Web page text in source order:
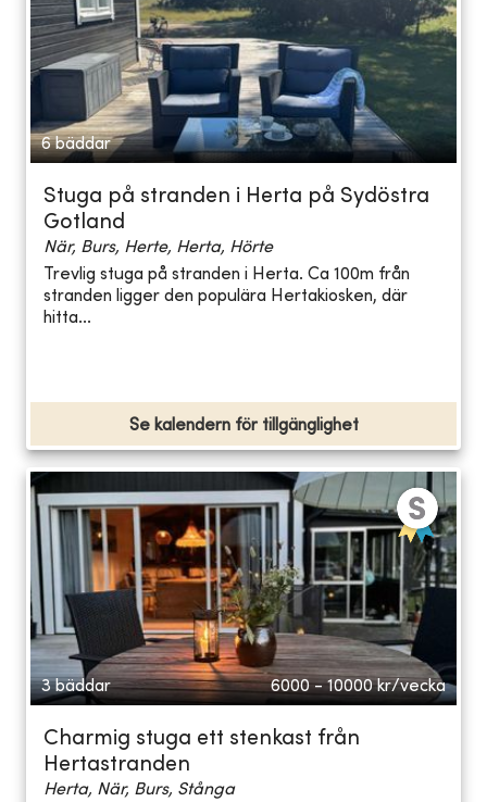
6 bäddar
Stuga på stranden i Herta på Sydöstra
Gotland
När, Burs, Herte, Herta, Hörte
Trevlig stuga på stranden i Herta. Ca 100m från
stranden ligger den populära Hertakiosken, där
hitta...
Se kalendern för tillgänglighet
3 bäddar 6000 - 10000 kr/vecka
Charmig stuga ett stenkast från
Hertastranden
Herta, När, Burs, Stånga